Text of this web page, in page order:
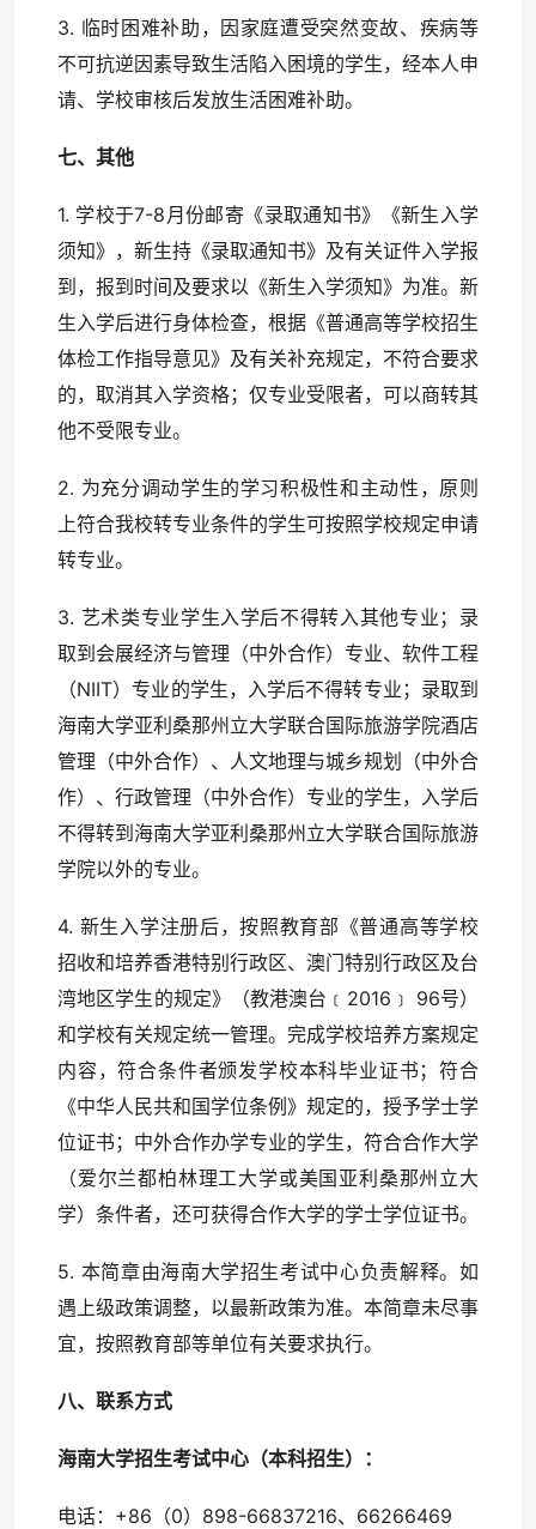
3. 临时困难补助，因家庭遭受突然变故、疾病等
不可抗逆因素导致生活陷入困境的学生，经本人申
请、学校审核后发放生活困难补助。
七、其他
1. 学校于7-8月份邮寄《录取通知书》《新生入学
须知》，新生持《录取通知书》及有关证件入学报
到，报到时间及要求以《新生入学须知》为准。新
生入学后进行身体检查，根据《普通高等学校招生
体检工作指导意见》及有关补充规定，不符合要求
的，取消其入学资格；仅专业受限者，可以商转其
他不受限专业。
2. 为充分调动学生的学习积极性和主动性，原则
上符合我校转专业条件的学生可按照学校规定申请
转专业。
3. 艺术类专业学生入学后不得转入其他专业；录
取到会展经济与管理（中外合作）专业、软件工程
（NIIT）专业的学生，入学后不得转专业；录取到
海南大学亚利桑那州立大学联合国际旅游学院酒店
管理（中外合作）、人文地理与城乡规划（中外合
作）、行政管理（中外合作）专业的学生，入学后
不得转到海南大学亚利桑那州立大学联合国际旅游
学院以外的专业。
4. 新生入学注册后，按照教育部《普通高等学校
招收和培养香港特别行政区、澳门特别行政区及台
湾地区学生的规定》（教港澳台﹝2016﹞ 96号）
和学校有关规定统一管理。完成学校培养方案规定
内容，符合条件者颁发学校本科毕业证书；符合
《中华人民共和国学位条例》规定的，授予学士学
位证书；中外合作办学专业的学生，符合合作大学
（爱尔兰都柏林理工大学或美国亚利桑那州立大
学）条件者，还可获得合作大学的学士学位证书。
5. 本简章由海南大学招生考试中心负责解释。如
遇上级政策调整，以最新政策为准。本简章未尽事
宜，按照教育部等单位有关要求执行。
八、联系方式
海南大学招生考试中心（本科招生）：
电话：+86（0）898-66837216、66266469